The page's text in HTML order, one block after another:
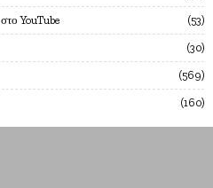
YouTube 53
30
569
160